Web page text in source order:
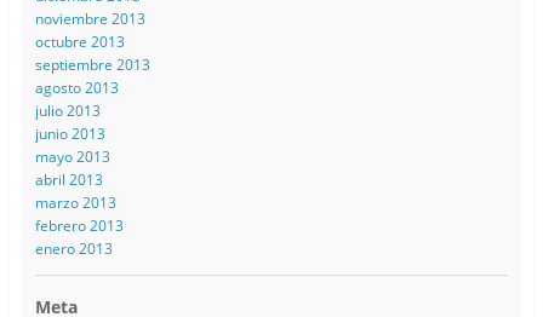
noviembre 2013
octubre 2013
septiembre 2013
agosto 2013
julio 2013
junio 2013
mayo 2013
abril 2013
marzo 2013
febrero 2013
enero 2013
Meta